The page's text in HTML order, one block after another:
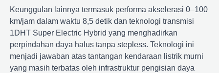
Keunggulan lainnya termasuk performa akselerasi 0–100
km/jam dalam waktu 8,5 detik dan teknologi transmisi
1DHT Super Electric Hybrid yang menghadirkan
perpindahan daya halus tanpa stepless. Teknologi ini
menjadi jawaban atas tantangan kendaraan listrik murni
yang masih terbatas oleh infrastruktur pengisian daya